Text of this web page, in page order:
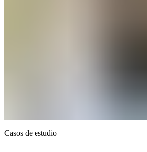
Casos de estudio